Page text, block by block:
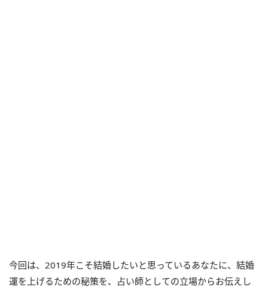
今回は、2019年こそ結婚したいと思っているあなたに、結婚
運を上げるための秘策を、占い師としての立場からお伝えし